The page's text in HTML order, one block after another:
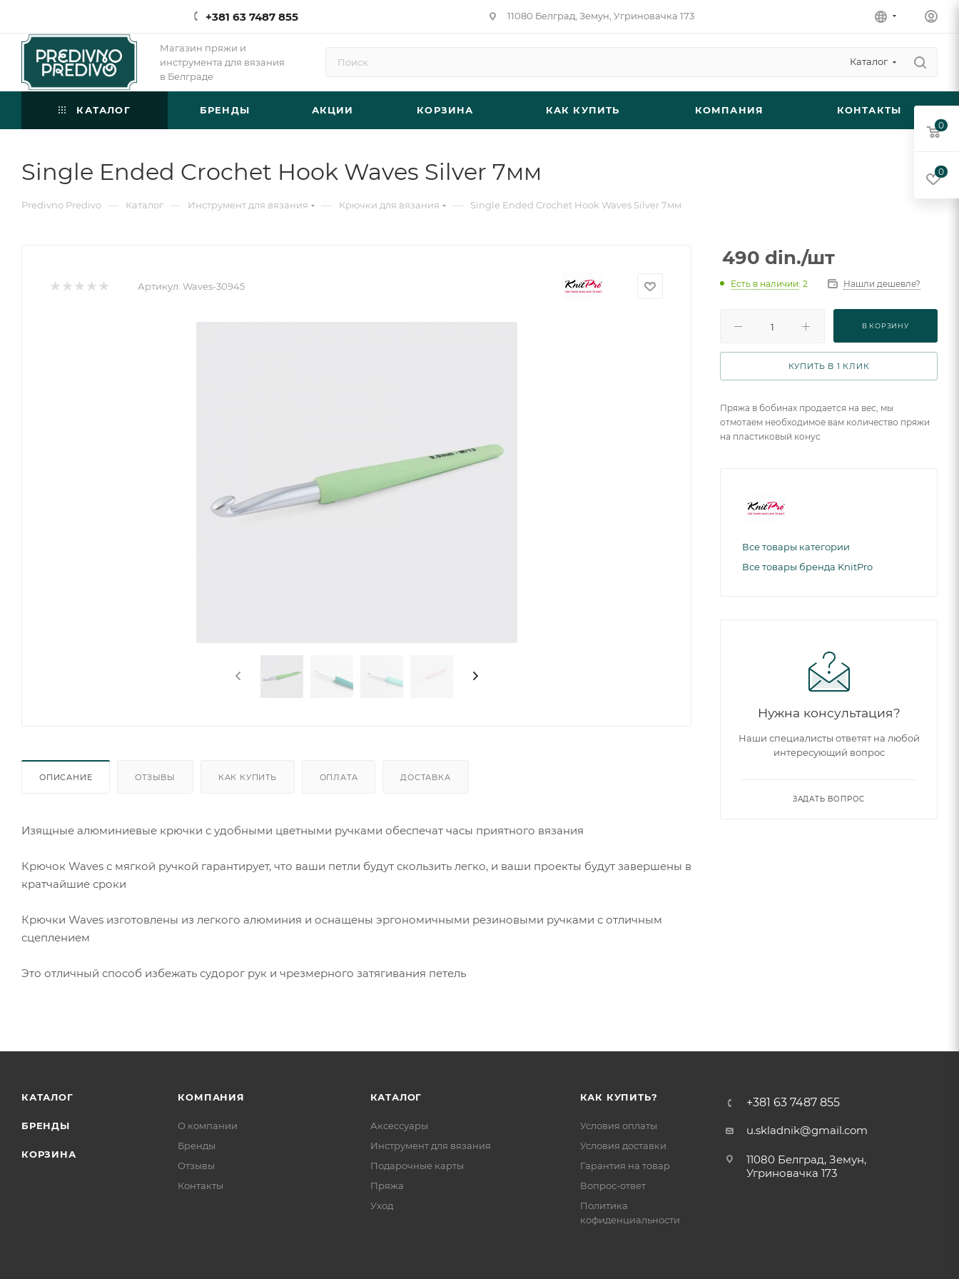
+381 63 7487 855 11080 Белград, Земун, Угриновачка 173
Магазин пряжи и
инструмента для вязания
в Белграде
Каталог
КАТАЛОГ БРЕНДЫ АКЦИИ КОРЗИНА КАК КУПИТЬ КОМПАНИЯ КОНТАКТЫ
Single Ended Crochet Hook Waves Silver 7мм
Predivno Predivo — Каталог — Инструмент для вязания — Крючки для вязания — Single Ended Crochet Hook Waves Silver 7мм
Артикул: Waves-30945
ОПИСАНИЕ ОТЗЫВЫ КАК КУПИТЬ ОПЛАТА ДОСТАВКА
Изящные алюминиевые крючки с удобными цветными ручками обеспечат часы приятного вязания
Крючок Waves с мягкой ручкой гарантирует, что ваши петли будут скользить легко, и ваши проекты будут завершены в
кратчайшие сроки
Крючки Waves изготовлены из легкого алюминия и оснащены эргономичными резиновыми ручками с отличным
сцеплением
Это отличный способ избежать судорог рук и чрезмерного затягивания петель
490 din./шт
Есть в наличии: 2 Нашли дешевле?
В КОРЗИНУ
КУПИТЬ В 1 КЛИК
Пряжа в бобинах продается на вес, мы
отмотаем необходимое вам количество пряжи
на пластиковый конус
Все товары категории
Все товары бренда KnitPro
Нужна консультация?
Наши специалисты ответят на любой
интересующий вопрос
ЗАДАТЬ ВОПРОС
КАТАЛОГ
БРЕНДЫ
КОРЗИНА
КОМПАНИЯ
О компании
Бренды
Отзывы
Контакты
КАТАЛОГ
Аксессуары
Инструмент для вязания
Подарочные карты
Пряжа
Уход
КАК КУПИТЬ?
Условия оплаты
Условия доставки
Гарантия на товар
Вопрос-ответ
Политика
кофиденциальности
+381 63 7487 855
u.skladnik@gmail.com
11080 Белград, Земун,
Угриновачка 173
0
0